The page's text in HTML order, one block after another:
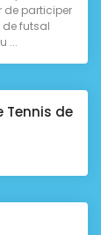
de participer
futsal
...
Tennis de